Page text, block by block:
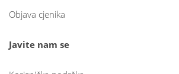
Objava cjenika
Javite nam se